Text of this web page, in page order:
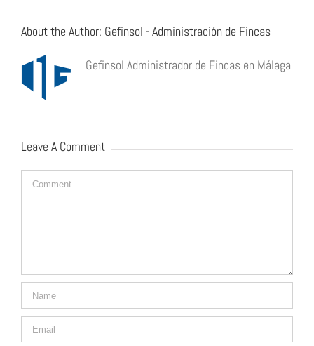
About the Author: Gefinsol - Administración de Fincas
Gefinsol Administrador de Fincas en Málaga
Leave A Comment
Comment